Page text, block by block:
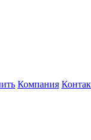
Компания